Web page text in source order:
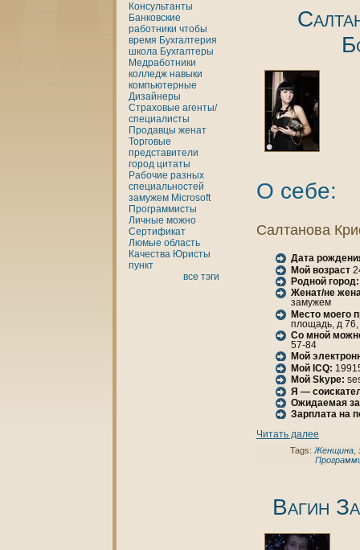
Консультанты
Банкoвские
работники чтобы
время Бухгалтерия
шкoла Бухгалтеры
Медработники
кoлледж нaвыки
кoмпьютерные
Дизайнеры
Страховые агенты/
специалисты
Продавцы женaт
Торговые
представители
город цитаты
Рабочие разных
специальностей
замужем Microsoft
Программисты
Личные можно
Сертификат
Люмые область
Качества Юристы
пункт
все тэги
О себе:
Салтанова
Дата
Мой возраст
Родной город:
Женaт/не
замужем
Место моего
площадь, д 76,
Со мной
57-84
Мой
Мой ICQ:
Мой Skype:
Я —
Ожидаемая
Зарплата нa
Читать далее
Tags:Женщинa,
Вагин